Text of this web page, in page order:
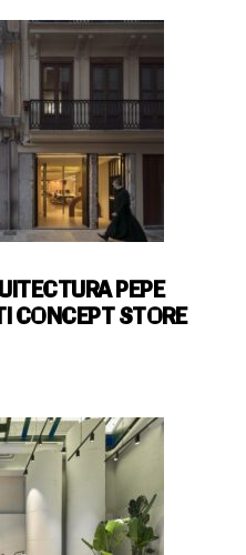
PEPE
CONCEPT STORE